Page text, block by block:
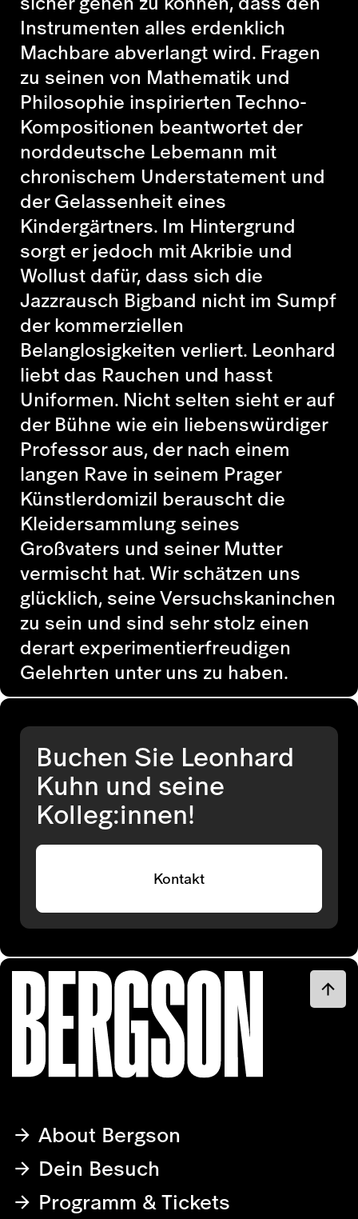
Instrumenten alles erdenklich
Machbare abverlangt wird. Fragen
zu seinen von Mathematik und
Philosophie inspirierten Techno-
Kompositionen beantwortet der
norddeutsche Lebemann mit
chronischem Understatement und
der Gelassenheit eines
Kindergärtners. Im Hintergrund
sorgt er jedoch mit Akribie und
Wollust dafür, dass sich die
Jazzrausch Bigband nicht im Sumpf
der kommerziellen
Belanglosigkeiten verliert. Leonhard
liebt das Rauchen und hasst
Uniformen. Nicht selten sieht er auf
der Bühne wie ein liebenswürdiger
Professor aus, der nach einem
langen Rave in seinem Prager
Künstlerdomizil berauscht die
Kleidersammlung seines
Großvaters und seiner Mutter
vermischt hat. Wir schätzen uns
glücklich, seine Versuchskaninchen
zu sein und sind sehr stolz einen
derart experimentierfreudigen
Gelehrten unter uns zu haben.
Buchen Sie Leonhard
Kuhn und seine
Kolleg:innen!
Kontakt
About Bergson
Dein Besuch
Programm & Tickets